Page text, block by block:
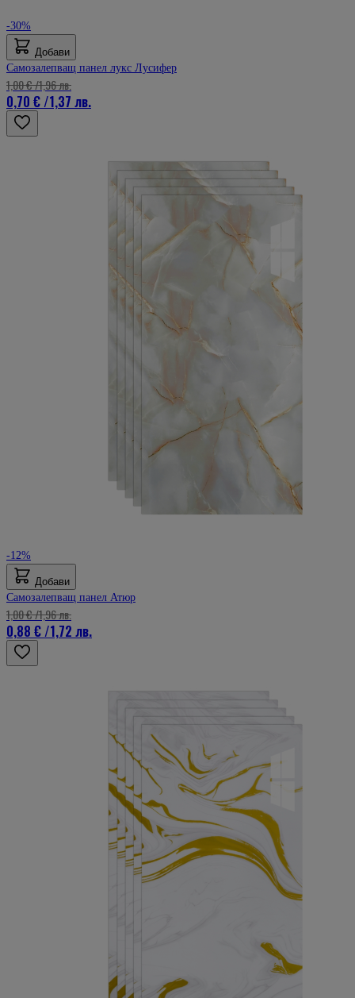
-30%
Добави
Самозалепващ панел лукс Лусифер
0,70 € /1,37 лв.
1,00 €/1,96 лв.
-12%
Добави
Самозалепващ панел Атюр
0,88 € /1,72 лв.
1,00 €/1,96 лв.